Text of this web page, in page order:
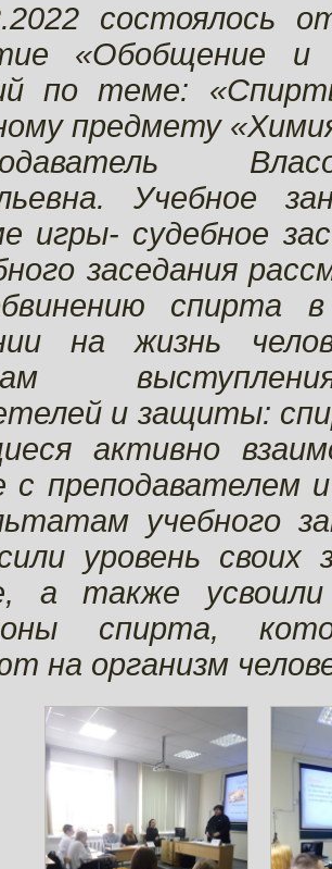
состоялось
«Обобщение и
по теме:
предмету
Учебное
игры- судебное
заседания
спирта
на жизнь
и защиты:
активно
с преподавателем
учебного
уровень своих
а также усвоили
спирта,
на организм